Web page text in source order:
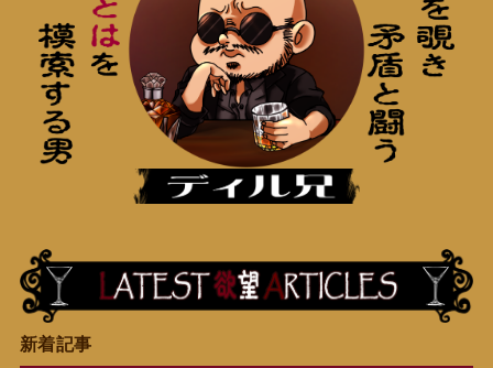
新着記事